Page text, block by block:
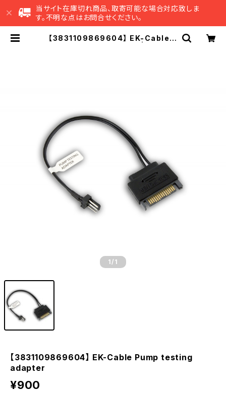
当サイト在庫切れ商品、取寄可能な場合対応致しま
す。不明な点はお問合せください。
【3831109869604】 EK-Cable P
1 /1
【3831109869604】 EK-Cable Pump testing
adapter
¥900